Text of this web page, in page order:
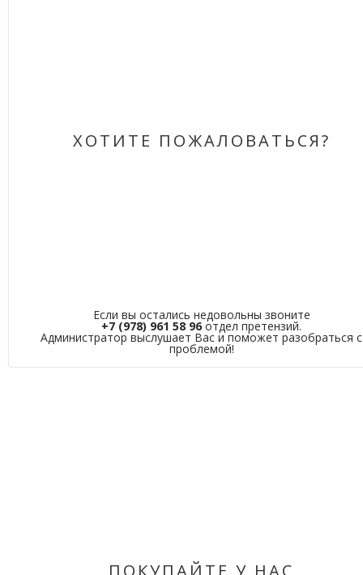
ХОТИТЕ ПОЖАЛОВАТЬСЯ?
Если вы остались недовольны звоните
+7 (978) 961 58 96 отдел претензий.
Администратор выслушает Вас и поможет разобраться с
проблемой!